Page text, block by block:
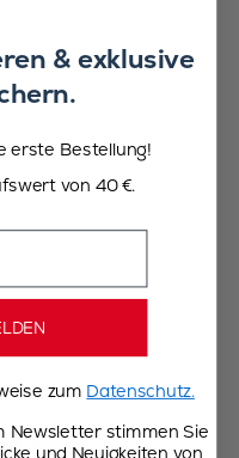
& exklusive
erste Bestellung!
von 40 €.
zum Datenschutz.
Newsletter stimmen Sie
und Neuigkeiten von